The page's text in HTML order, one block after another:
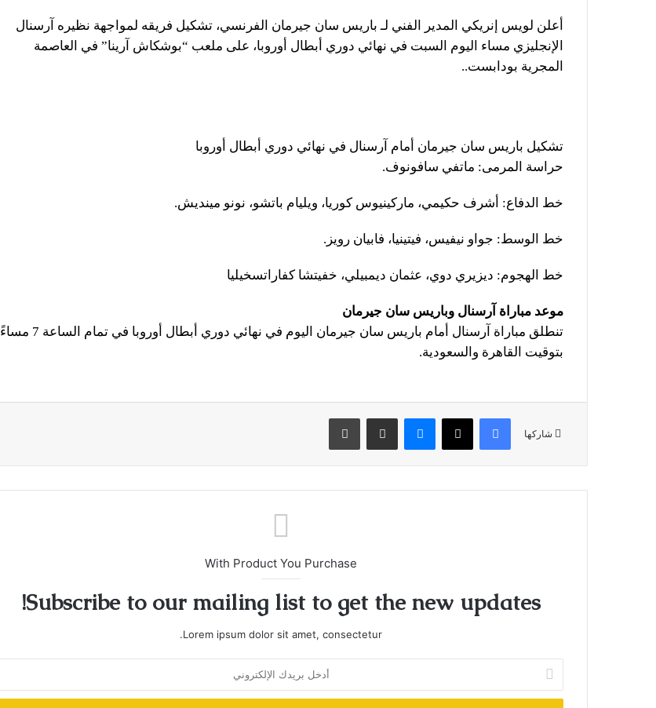
أعلن لويس إنريكي المدير الفني لـ باريس سان جيرمان الفرنسي، تشكيل فريقه لمواجهة نظيره آرسنال
الإنجليزي مساء اليوم السبت في نهائي دوري أبطال أوروبا، على ملعب “بوشكاش آرينا” في العاصمة
المجرية بودابست..
تشكيل باريس سان جيرمان أمام آرسنال في نهائي دوري أبطال أوروبا
حراسة المرمى: ماتفي سافونوف.
خط الدفاع: أشرف حكيمي، ماركينيوس كوريا، ويليام باتشو، نونو مينديش.
خط الوسط: جواو نيفيس، فيتينيا، فابيان رويز.
خط الهجوم: ديزيري دوي، عثمان ديمبيلي، خفيتشا كفاراتسخيليا
موعد مباراة آرسنال وباريس سان جيرمان
تنطلق مباراة آرسنال أمام باريس سان جيرمان اليوم في نهائي دوري أبطال أوروبا في تمام الساعة 7 مساءً
بتوقيت القاهرة والسعودية.
شاركها
فيسبوك X ماسنجر مشاركة عبر البريد طباعة
With Product You Purchase
Subscribe to our mailing list to get the new updates!
Lorem ipsum dolor sit amet, consectetur.
بريدك
الإلكتروني